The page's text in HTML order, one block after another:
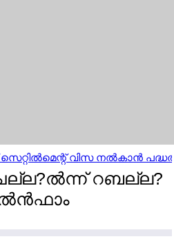
വിസ നല്‍കാന്‍ പദ്ധതി
റബല്ല?